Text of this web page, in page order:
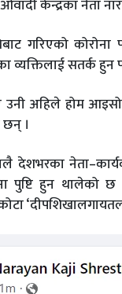
केन्द्रका नेता
गरिएको
व्यक्तिलाई सतर्क हुन
उनी अहिले होम
।
देशभरका
पुष्टि हुन थालेको छ